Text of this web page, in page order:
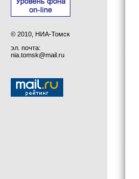
© 2010, НИА-Томск
эл. почта:
nia.tomsk@mail.ru